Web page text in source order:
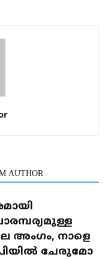
AUTHOR
അംഗം, നാളെ
ചേരുമോ